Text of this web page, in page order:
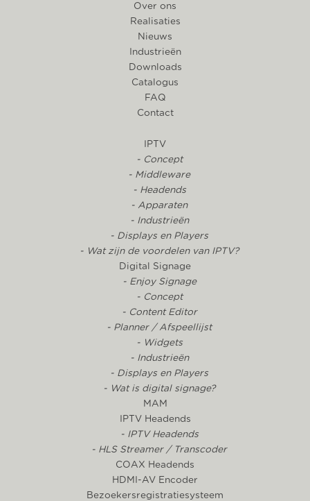
Over ons
Realisaties
Nieuws
Industrieën
Downloads
Catalogus
FAQ
Contact
IPTV
- Concept
- Middleware
- Headends
- Apparaten
- Industrieën
- Displays en Players
- Wat zijn de voordelen van IPTV?
Digital Signage
- Enjoy Signage
- Concept
- Content Editor
- Planner / Afspeellijst
- Widgets
- Industrieën
- Displays en Players
- Wat is digital signage?
MAM
IPTV Headends
- IPTV Headends
- HLS Streamer / Transcoder
COAX Headends
HDMI-AV Encoder
Bezoekersregistratiesysteem